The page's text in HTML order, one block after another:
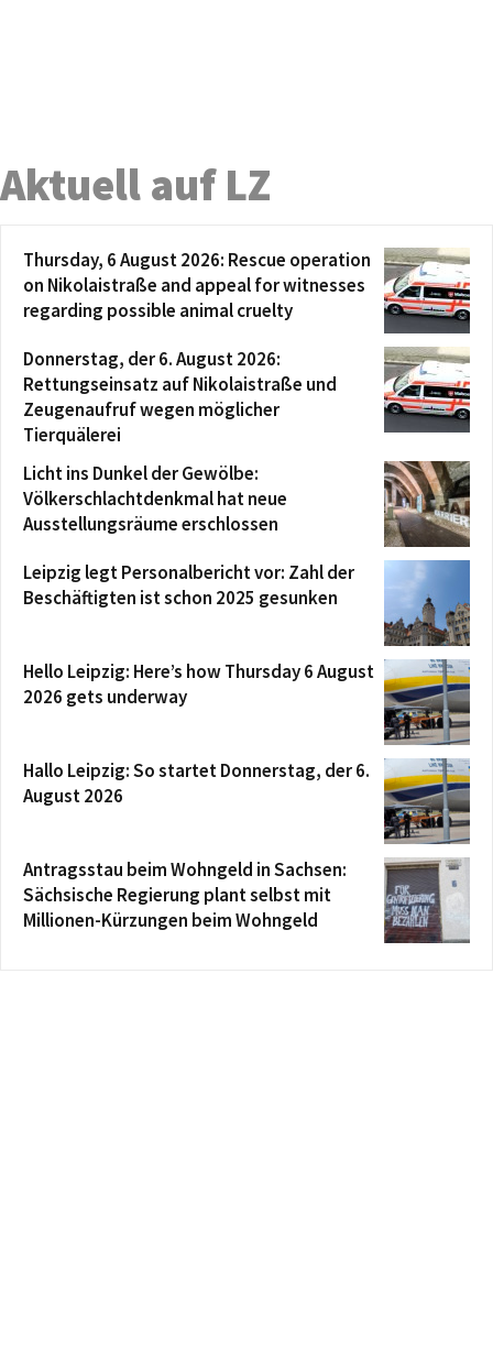
Aktuell auf LZ
Thursday, 6 August 2026: Rescue operation
on Nikolaistraße and appeal for witnesses
regarding possible animal cruelty
Donnerstag, der 6. August 2026:
Rettungseinsatz auf Nikolaistraße und
Zeugenaufruf wegen möglicher
Tierquälerei
Licht ins Dunkel der Gewölbe:
Völkerschlachtdenkmal hat neue
Ausstellungsräume erschlossen
Leipzig legt Personalbericht vor: Zahl der
Beschäftigten ist schon 2025 gesunken
Hello Leipzig: Here’s how Thursday 6 August
2026 gets underway
Hallo Leipzig: So startet Donnerstag, der 6.
August 2026
Antragsstau beim Wohngeld in Sachsen:
Sächsische Regierung plant selbst mit
Millionen-Kürzungen beim Wohngeld